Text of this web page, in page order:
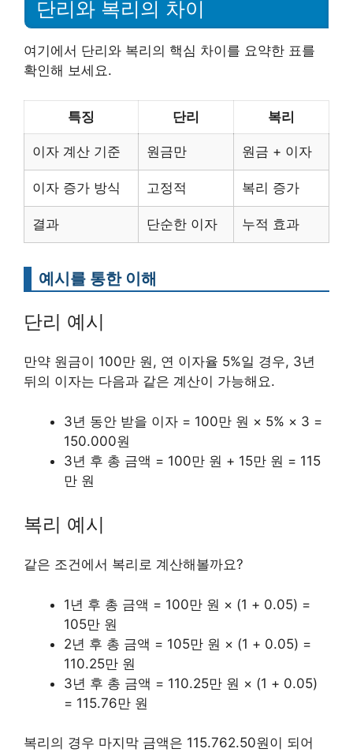
단리와 복리의 차이
여기에서 단리와 복리의 핵심 차이를 요약한 표를
확인해 보세요.
특징 단리 복리
이자 계산 기준 원금만 원금 + 이자
이자 증가 방식 고정적 복리 증가
결과 단순한 이자 누적 효과
예시를 통한 이해
단리 예시
만약 원금이 100만 원, 연 이자율 5%일 경우, 3년
뒤의 이자는 다음과 같은 계산이 가능해요.
3년 동안 받을 이자 = 100만 원 × 5% × 3 =
150.000원
3년 후 총 금액 = 100만 원 + 15만 원 = 115
만 원
복리 예시
같은 조건에서 복리로 계산해볼까요?
1년 후 총 금액 = 100만 원 × (1 + 0.05) =
105만 원
2년 후 총 금액 = 105만 원 × (1 + 0.05) =
110.25만 원
3년 후 총 금액 = 110.25만 원 × (1 + 0.05)
= 115.76만 원
복리의 경우 마지막 금액은 115.762.50원이 되어